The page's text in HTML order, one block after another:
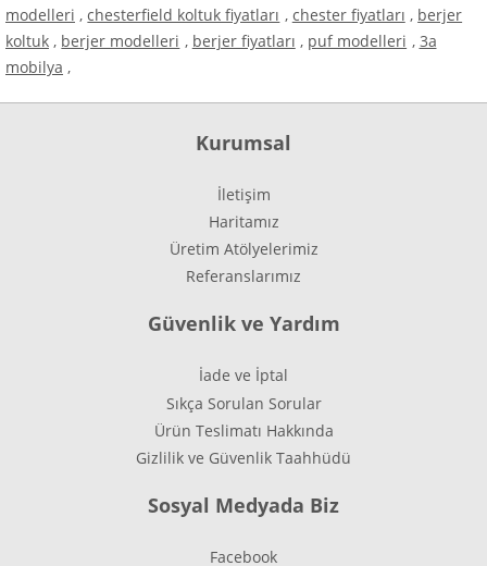
modelleri , chesterfield koltuk fiyatları , chester fiyatları , berjer
koltuk , berjer modelleri , berjer fiyatları , puf modelleri , 3a
mobilya ,
Kurumsal
İletişim
Haritamız
Üretim Atölyelerimiz
Referanslarımız
Güvenlik ve Yardım
İade ve İptal
Sıkça Sorulan Sorular
Ürün Teslimatı Hakkında
Gizlilik ve Güvenlik Taahhüdü
Sosyal Medyada Biz
Facebook